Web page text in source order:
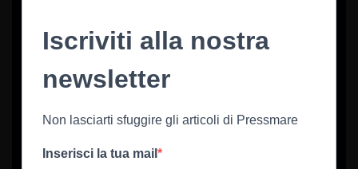
Iscriviti alla nostra
newsletter
Non lasciarti sfuggire gli articoli di Pressmare
Inserisci la tua mail